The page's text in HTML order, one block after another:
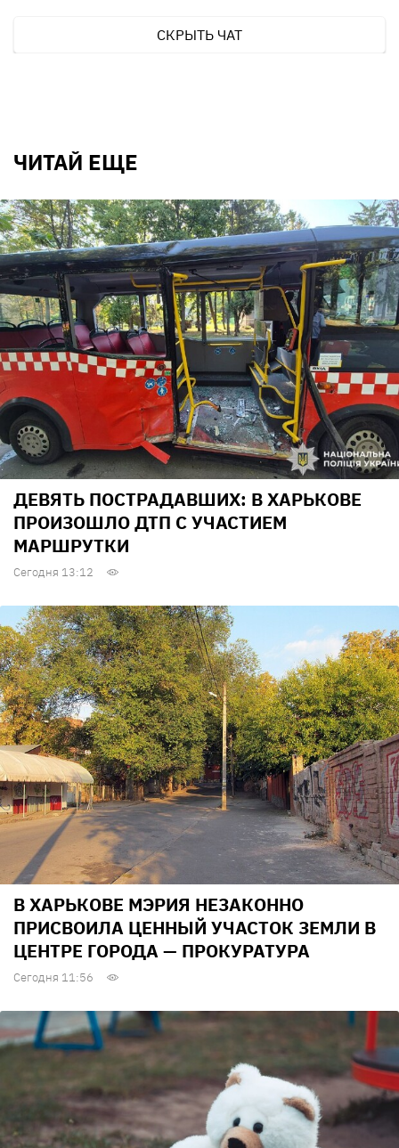
СКРЫТЬ ЧАТ
ЧИТАЙ ЕЩЕ
ДЕВЯТЬ ПОСТРАДАВШИХ: В ХАРЬКОВЕ
ПРОИЗОШЛО ДТП С УЧАСТИЕМ
МАРШРУТКИ
Сегодня 13:12
В ХАРЬКОВЕ МЭРИЯ НЕЗАКОННО
ПРИСВОИЛА ЦЕННЫЙ УЧАСТОК ЗЕМЛИ В
ЦЕНТРЕ ГОРОДА — ПРОКУРАТУРА
Сегодня 11:56